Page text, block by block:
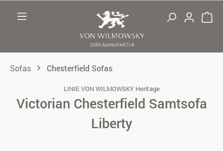
Sofas Chesterfield Sofas
LINIE VON WILMOWSKY Heritage
Victorian Chesterfield Samtsofa
Liberty